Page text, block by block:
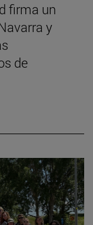
firma un
y
de